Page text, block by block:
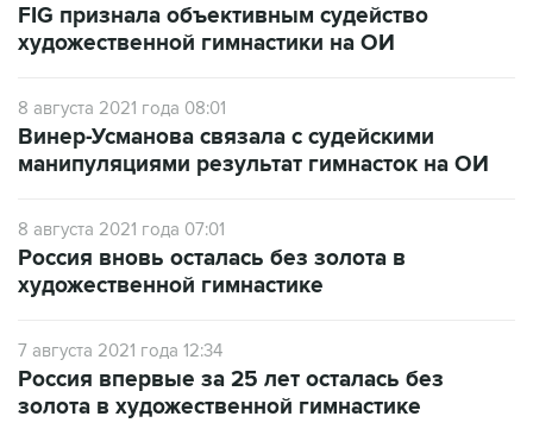
FIG признала объективным судейство
художественной гимнастики на ОИ
8 августа 2021 года 08:01
Винер-Усманова связала с судейскими
манипуляциями результат гимнасток на ОИ
8 августа 2021 года 07:01
Россия вновь осталась без золота в
художественной гимнастике
7 августа 2021 года 12:34
Россия впервые за 25 лет осталась без
золота в художественной гимнастике